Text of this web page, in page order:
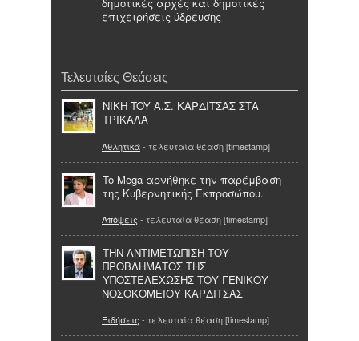
δημοτικές αρχές και δημοτικές
επιχειρήσεις ύδρευσης
Τελευταίες Θεάσεις
NIKH TOY A.Σ. ΚΑΡΔΙΤΣΑΣ ΣΤΑ
ΤΡΙΚΑΛΑ
Αθλητικά- τελευταία θέαση [timestamp]
To Mega αρνήθηκε την παρέμβαση
της Κυβερνητικής Εκπροσώπου.
Απόψεις - τελευταία θέαση [timestamp]
ΤΗΝ ΑΝΤΙΜΕΤΩΠΙΣΗ ΤΟΥ
ΠΡΟΒΛΗΜΑΤΟΣ ΤΗΣ
ΥΠΟΣΤΕΛΕΧΩΣΗΣ ΤΟΥ ΓΕΝΙΚΟΥ
ΝΟΣΟΚΟΜΕΙΟΥ ΚΑΡΔΙΤΣΑΣ
Ειδήσεις - τελευταία θέαση [timestamp]